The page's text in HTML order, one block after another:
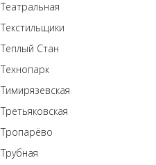
Театральная
Текстильщики
Теплый Стан
Технопарк
Тимирязевская
Третьяковская
Тропарёво
Трубная